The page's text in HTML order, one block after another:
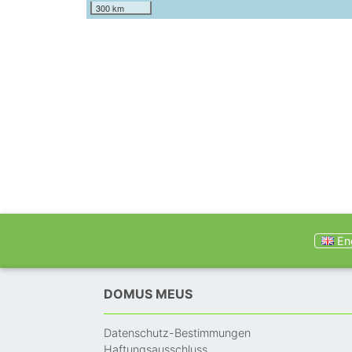
300 km
DOMUS MEUS
Datenschutz-Bestimmungen
Haftungsausschluss